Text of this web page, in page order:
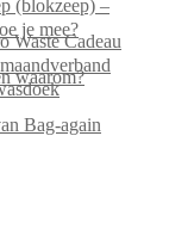
(blokzeep) –
je mee?
Waste Cadeau
waarom?
Bag-again